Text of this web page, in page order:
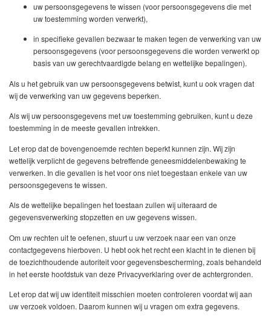
uw persoonsgegevens te wissen (voor persoonsgegevens die met
uw toestemming worden verwerkt),
in specifieke gevallen bezwaar te maken tegen de verwerking van uw
persoonsgegevens (voor persoonsgegevens die worden verwerkt op
basis van uw gerechtvaardigde belang en wettelijke bepalingen).
Als u het gebruik van uw persoonsgegevens betwist, kunt u ook vragen dat
wij de verwerking van uw gegevens beperken.
Als wij uw persoonsgegevens met uw toestemming gebruiken, kunt u deze
toestemming in de meeste gevallen intrekken.
Let erop dat de bovengenoemde rechten beperkt kunnen zijn. Wij zijn
wettelijk verplicht de gegevens betreffende geneesmiddelenbewaking te
verwerken. In die gevallen is het voor ons niet toegestaan enkele van uw
persoonsgegevens te wissen.
Als de wettelijke bepalingen het toestaan zullen wij uiteraard de
gegevensverwerking stopzetten en uw gegevens wissen.
Om uw rechten uit te oefenen, stuurt u uw verzoek naar een van onze
contactgegevens hierboven. U hebt ook het recht een klacht in te dienen bij
de toezichthoudende autoriteit voor gegevensbescherming, zoals behandeld
in het eerste hoofdstuk van deze Privacyverklaring over de achtergronden.
Let erop dat wij uw identiteit misschien moeten controleren voordat wij aan
uw verzoek voldoen. Daarom kunnen wij u vragen om extra gegevens.